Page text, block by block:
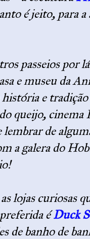
é jeito, para
passeios por
e museu da
e tradição
queijo, cinema
lembrar de
a galera do
lojas curiosas
éDuck
de banho de